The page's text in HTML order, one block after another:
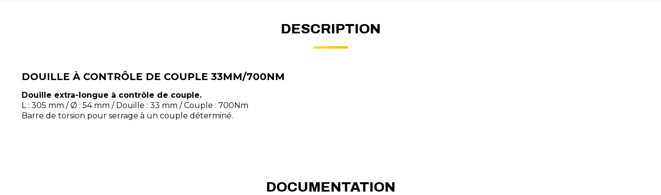
DESCRIPTION
DOUILLE À CONTRÔLE DE COUPLE 33MM/700NM
Douille extra-longue à contrôle de couple.
L : 305 mm / Ø : 54 mm / Douille : 33 mm / Couple : 700Nm
Barre de torsion pour serrage à un couple déterminé.
DOCUMENTATION